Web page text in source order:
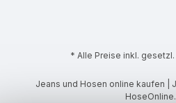
* Alle Preise inkl.
Jeans und Hosen online kaufen |